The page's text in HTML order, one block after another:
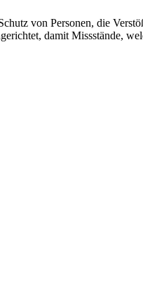
von Personen, die
damit Missstände,